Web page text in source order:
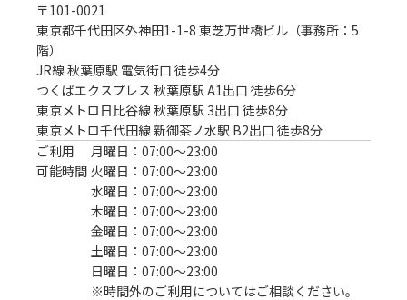
〒101-0021
東京都千代田区外神田1-1-8 東芝万世橋ビル（事務所：5
階）
JR線 秋葉原駅 電気街口 徒歩4分
つくばエクスプレス 秋葉原駅 A1出口 徒歩6分
東京メトロ日比谷線 秋葉原駅 3出口 徒歩8分
東京メトロ千代田線 新御茶ノ水駅 B2出口 徒歩8分
ご利用
可能時間
月曜日：07:00〜23:00
火曜日：07:00〜23:00
水曜日：07:00〜23:00
木曜日：07:00〜23:00
金曜日：07:00〜23:00
土曜日：07:00〜23:00
日曜日：07:00〜23:00
※時間外のご利用についてはご相談ください。